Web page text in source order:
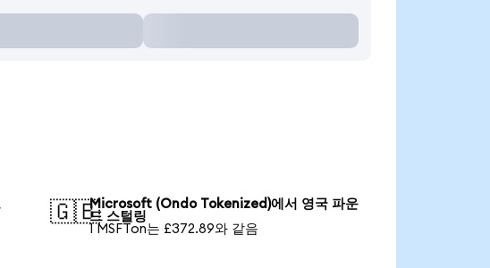
🇬🇧Microsoft (Ondo Tokenized)에서 영국 파운
드 스털링
1 MSFTon는 £372.89와 같음